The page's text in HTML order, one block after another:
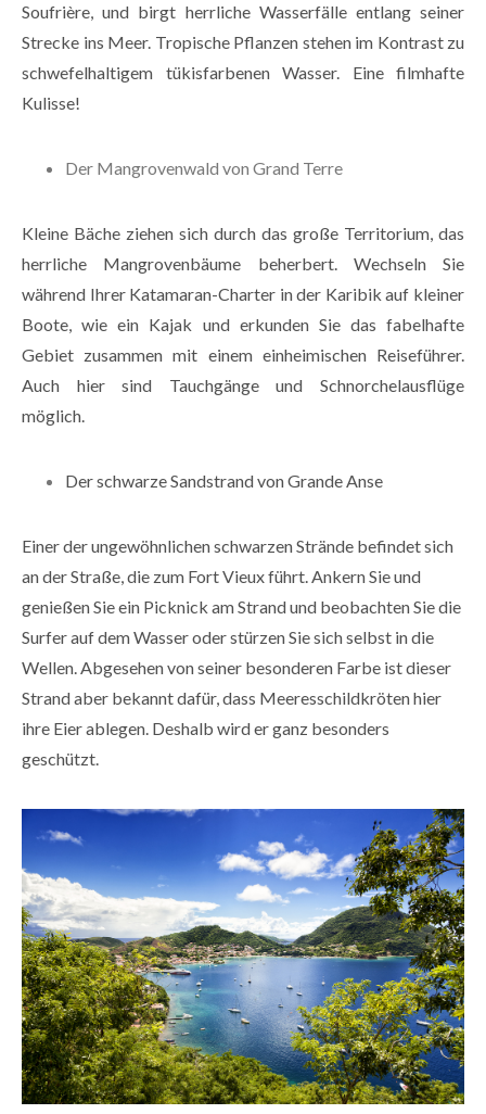
Soufrière, und birgt herrliche Wasserfälle entlang seiner
Strecke ins Meer. Tropische Pflanzen stehen im Kontrast zu
schwefelhaltigem tükisfarbenen Wasser. Eine filmhafte
Kulisse!
Der Mangrovenwald von Grand Terre
Kleine Bäche ziehen sich durch das große Territorium, das
herrliche Mangrovenbäume beherbert. Wechseln Sie
während Ihrer Katamaran-Charter in der Karibik auf kleiner
Boote, wie ein Kajak und erkunden Sie das fabelhafte
Gebiet zusammen mit einem einheimischen Reiseführer.
Auch hier sind Tauchgänge und Schnorchelausflüge
möglich.
Der schwarze Sandstrand von Grande Anse
Einer der ungewöhnlichen schwarzen Strände befindet sich
an der Straße, die zum Fort Vieux führt. Ankern Sie und
genießen Sie ein Picknick am Strand und beobachten Sie die
Surfer auf dem Wasser oder stürzen Sie sich selbst in die
Wellen. Abgesehen von seiner besonderen Farbe ist dieser
Strand aber bekannt dafür, dass Meeresschildkröten hier
ihre Eier ablegen. Deshalb wird er ganz besonders
geschützt.